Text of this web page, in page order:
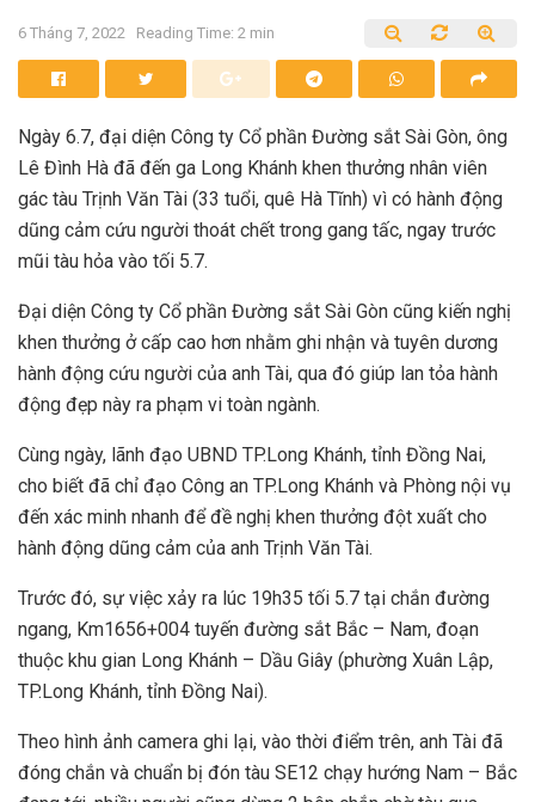
6 Tháng 7, 2022 Reading Time: 2 min
Ngày 6.7, đại diện Công ty Cổ phần Đường sắt Sài Gòn, ông
Lê Đình Hà đã đến ga Long Khánh khen thưởng nhân viên
gác tàu Trịnh Văn Tài (33 tuổi, quê Hà Tĩnh) vì có hành động
dũng cảm cứu người thoát chết trong gang tấc, ngay trước
mũi tàu hỏa vào tối 5.7.
Đại diện Công ty Cổ phần Đường sắt Sài Gòn cũng kiến nghị
khen thưởng ở cấp cao hơn nhằm ghi nhận và tuyên dương
hành động cứu người của anh Tài, qua đó giúp lan tỏa hành
động đẹp này ra phạm vi toàn ngành.
Cùng ngày, lãnh đạo UBND TP.Long Khánh, tỉnh Đồng Nai,
cho biết đã chỉ đạo Công an TP.Long Khánh và Phòng nội vụ
đến xác minh nhanh để đề nghị khen thưởng đột xuất cho
hành động dũng cảm của anh Trịnh Văn Tài.
Trước đó, sự việc xảy ra lúc 19h35 tối 5.7 tại chắn đường
ngang, Km1656+004 tuyến đường sắt Bắc – Nam, đoạn
thuộc khu gian Long Khánh – Dầu Giây (phường Xuân Lập,
TP.Long Khánh, tỉnh Đồng Nai).
Theo hình ảnh camera ghi lại, vào thời điểm trên, anh Tài đã
đóng chắn và chuẩn bị đón tàu SE12 chạy hướng Nam – Bắc